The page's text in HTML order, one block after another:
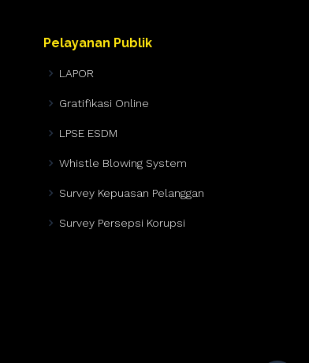
Pelayanan Publik
LAPOR
Gratifikasi Online
LPSE ESDM
Whistle Blowing System
Survey Kepuasan Pelanggan
Survey Persepsi Korupsi